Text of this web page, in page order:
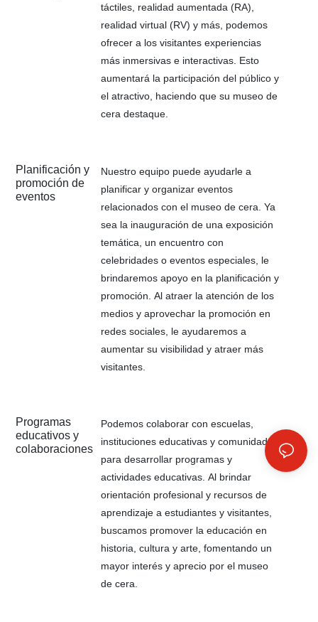
táctiles, realidad aumentada (RA),
realidad virtual (RV) y más, podemos
ofrecer a los visitantes experiencias
más inmersivas e interactivas. Esto
aumentará la participación del público y
el atractivo, haciendo que su museo de
cera destaque.
Planificación y
promoción de
eventos
Nuestro equipo puede ayudarle a
planificar y organizar eventos
relacionados con el museo de cera. Ya
sea la inauguración de una exposición
temática, un encuentro con
celebridades o eventos especiales, le
brindaremos apoyo en la planificación y
promoción. Al atraer la atención de los
medios y aprovechar la promoción en
redes sociales, le ayudaremos a
aumentar su visibilidad y atraer más
visitantes.
Programas
educativos y
colaboraciones
Podemos colaborar con escuelas,
instituciones educativas y comunidades
para desarrollar programas y
actividades educativas. Al brindar
orientación profesional y recursos de
aprendizaje a estudiantes y visitantes,
buscamos promover la educación en
historia, cultura y arte, fomentando un
mayor interés y aprecio por el museo
de cera.